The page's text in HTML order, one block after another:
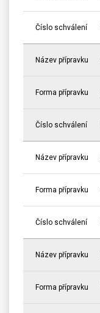
Číslo schválení
Název přípravku
Forma přípravku
Číslo schválení
Název přípravku
Forma přípravku
Číslo schválení
Název přípravku
Forma přípravku